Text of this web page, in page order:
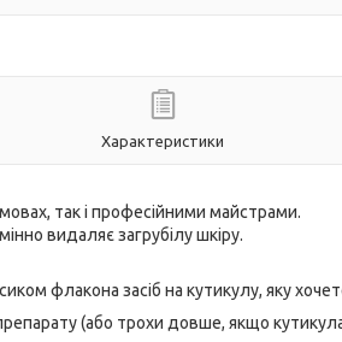
Характеристики
так і професійними майстрами.
видаляє загрубілу шкіру.
флакона засіб на кутикулу, яку
(або трохи довше, якщо